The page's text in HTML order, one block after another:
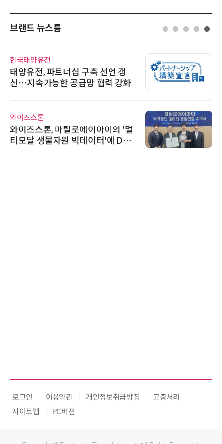
브랜드 뉴스룸
한국태양유전
태양유전, 파트너십 구축 선언 갱
신…지속가능한 공급망 협력 강화
와이즈스톤
와이즈스톤, 마틸로에이아이의 '멀
티모달 생물자원 빅데이터'에 DQ
로그인 이용약관 개인정보취급방침
고충처리
사이트맵
PC버전